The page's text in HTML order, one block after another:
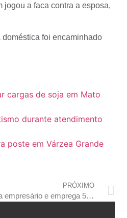
jogou a faca contra a esposa,
foi encaminhado
cargas de soja em Mato
durante atendimento
poste em Várzea Grande
PRÓXIMO
ex-morador de rua vira empresário e emprega 50 pessoas